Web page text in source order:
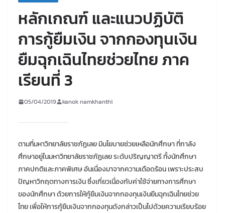
หลักเกณฑ์ และแนวปฏิบัติ
การกู้ยืมเงิน จากกองทุนเงิน
ยืมฉุกเฉินไทยช่วยไทย ภาค
เรียนที่ 3
05/04/2019 kanok namkhanthi
ตามที่มหาวิทยาลัยราชภัฏเลย มีนโยบายช่วยเหลือนักศึกษา ที่กาลัง
ศึกษาอยู่ในมหาวิทยาลัยราชภัฏเลย ระดับปริญญาตรี ทั้งนักศึกษา
ภาคปกติและภาคพิเศษ อันเนื่องมาจากความเดือดร้อน เพราะประสบ
ปัญหาวิกฤตทางการเงิน ซึ่งเกี่ยวเนื่องกับค่าใช้จ่ายทางการศึกษา
ของนักศึกษา ด้วยการให้กู้ยืมเงินจากกองทุนเงินยืมฉุกเฉินไทยช่วย
ไทย เพื่อให้การกู้ยืมเงินจากกองทุนดังกล่าวเป็นไปด้วยความเรียบร้อย